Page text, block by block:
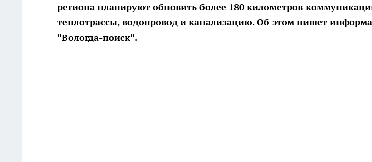
региона планируют обновить более 180 километров
теплотрассы, водопровод и канализацию. Об этом пишет
"Вологда-поиск".